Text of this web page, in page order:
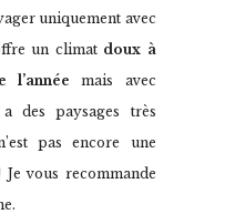
uniquement avec
un climat doux à
mais avec
des paysages très
pas encore une
vous recommande